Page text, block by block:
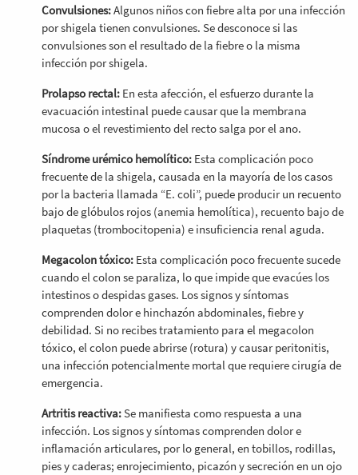
Convulsiones:Algunos niños con fiebre alta por una infección
por shigela tienen convulsiones. Se desconoce si las
convulsiones son el resultado de la fiebre o la misma
infección por shigela.
Prolapso rectal: En esta afección, el esfuerzo durante la
evacuación intestinal puede causar que la membrana
mucosa o el revestimiento del recto salga por el ano.
Síndrome urémico hemolítico: Esta complicación poco
frecuente de la shigela, causada en la mayoría de los casos
por la bacteria llamada “E. coli”, puede producir un recuento
bajo de glóbulos rojos (anemia hemolítica), recuento bajo de
plaquetas (trombocitopenia) e insuficiencia renal aguda.
Megacolon tóxico: Esta complicación poco frecuente sucede
cuando el colon se paraliza, lo que impide que evacúes los
intestinos o despidas gases. Los signos y síntomas
comprenden dolor e hinchazón abdominales, fiebre y
debilidad. Si no recibes tratamiento para el megacolon
tóxico, el colon puede abrirse (rotura) y causar peritonitis,
una infección potencialmente mortal que requiere cirugía de
emergencia.
Artritis reactiva:Se manifiesta como respuesta a una
infección. Los signos y síntomas comprenden dolor e
inflamación articulares, por lo general, en tobillos, rodillas,
pies y caderas; enrojecimiento, picazón y secreción en un ojo